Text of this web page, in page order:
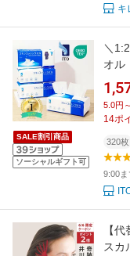
キ
SALE割引商品
ソーシャルギフト可
＼
オル
れた
／
ェイ
5.0円
14ポ
320枚
9:00
【
スカ